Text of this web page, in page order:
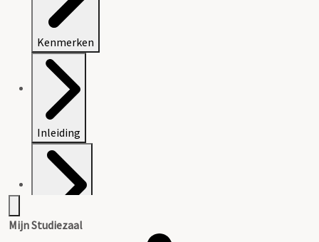
Kenmerken
Inleiding
Inventaris
Mijn Studiezaal